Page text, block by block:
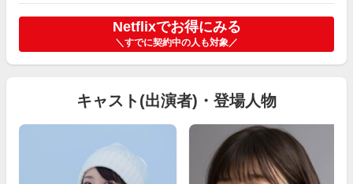
Netflixでお得にみる
＼すでに契約中の人も対象／
キャスト(出演者)・登場人物